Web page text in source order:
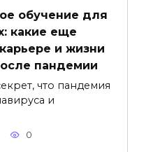
обучение для
какие еще
и жизни
пандемии
что пандемия
и
0